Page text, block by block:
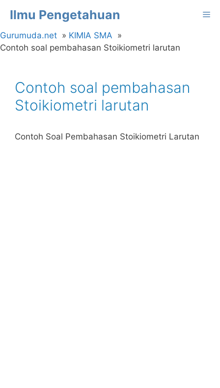
isi
Ilmu Pengetahuan
Gurumuda.net
KIMIA SMA
Contoh soal pembahasan Stoikiometri larutan
Contoh soal pembahasan
Stoikiometri larutan
Contoh Soal Pembahasan Stoikiometri Larutan